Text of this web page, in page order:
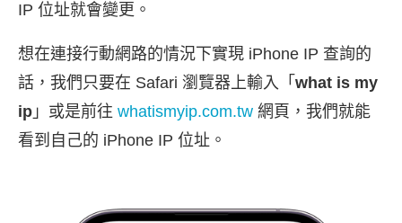
IP 位址就會變更。
想在連接行動網路的情況下實現 iPhone IP 查詢的
話，我們只要在 Safari 瀏覽器上輸入「 what is my
ip 」或是前往 whatismyip.com.tw 網頁，我們就能
看到自己的 iPhone IP 位址。